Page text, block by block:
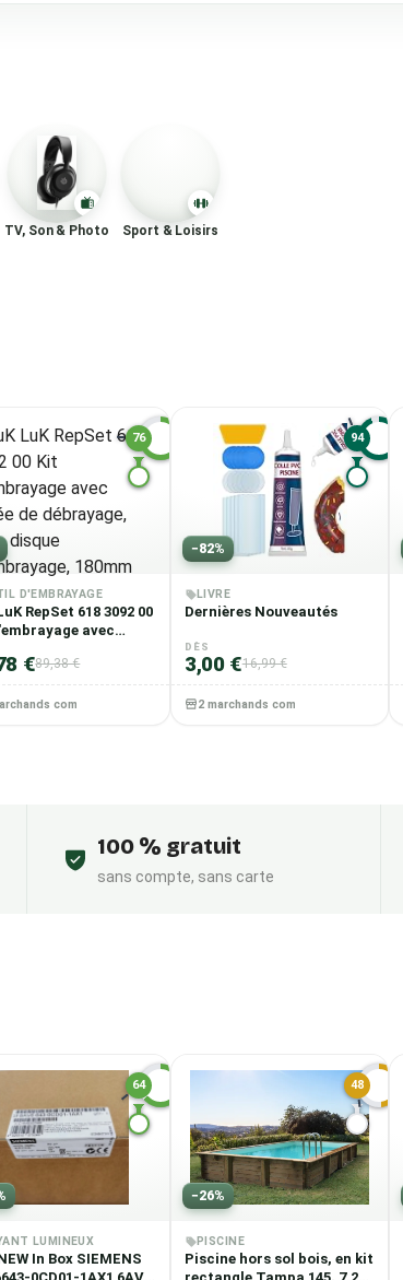
TV, Son & Photo Sport & Loisirs
76
D'EMBRAYAGE
RepSet 618 3092 00
avec
de débrayage, avec
d'embrayage,
€89,38 €
comparés
94
−82%
LIVRE
Dernières Nouveautés
DÈS
3,00 €16,99 €
2 marchands comparés
100 % gratuit
sans compte, sans carte
64
LUMINEUX
In Box SIEMENS
48
−26%
PISCINE
Piscine hors sol bois, en kit